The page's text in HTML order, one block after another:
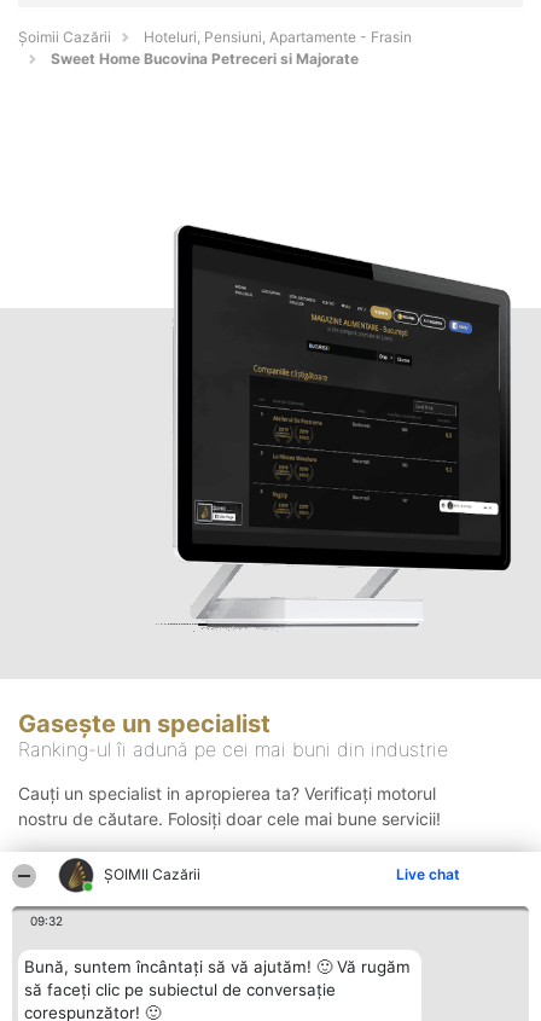
ȘOIMII Cazării Live chat
09:32
Bună, suntem încântați să vă ajutăm! 🙂 Vă rugăm
să faceți clic pe subiectul de conversație
corespunzător! 🙂
Șoimii Cazării
Hoteluri, Pensiuni, Apartamente - Frasin
Sweet Home Bucovina Petreceri si Majorate
Gasește un specialist
Ranking-ul îi adună pe cei mai buni din industrie
Cauți un specialist in apropierea ta? Verificați motorul
nostru de căutare. Folosiți doar cele mai bune servicii!